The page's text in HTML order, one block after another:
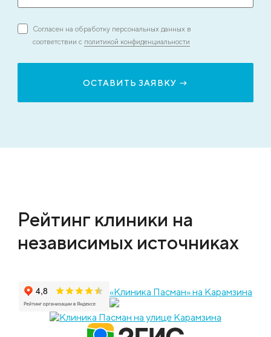
Согласен на обработку персональных данных в
соответствии с политикой конфиденциальности
Рейтинг клиники на
независимых источниках
«Клиника Пасман» на Карамзина